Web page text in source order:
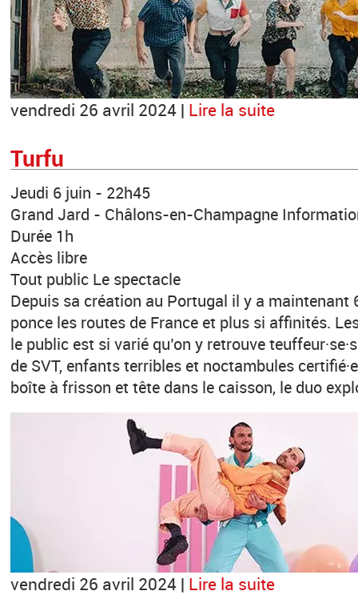
vendredi 26 avril 2024 | Lire la suite
Turfu
Jeudi 6 juin - 22h45
Grand Jard - Châlons-en-Champagne
Durée 1h
Accès libre
Tout public Le spectacle
Depuis sa création au Portugal il y a maintenant
ponce les routes de France et plus si affinités.
le public est si varié qu’on y retrouve
de SVT, enfants terribles et noctambules
boîte à frisson et tête dans le caisson, le duo
vendredi 26 avril 2024 | Lire la suite